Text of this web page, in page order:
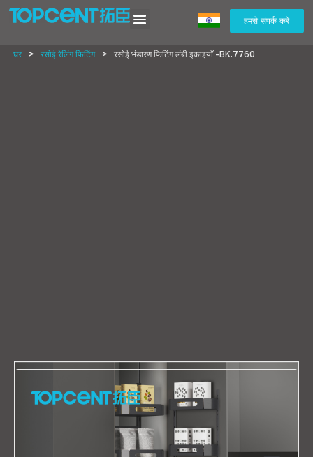
हमसे संपर्क करें
घर > रसोई रेलिंग फिटिंग > रसोई भंडारण फिटिंग लंबी इकाइयाँ -BK.7760